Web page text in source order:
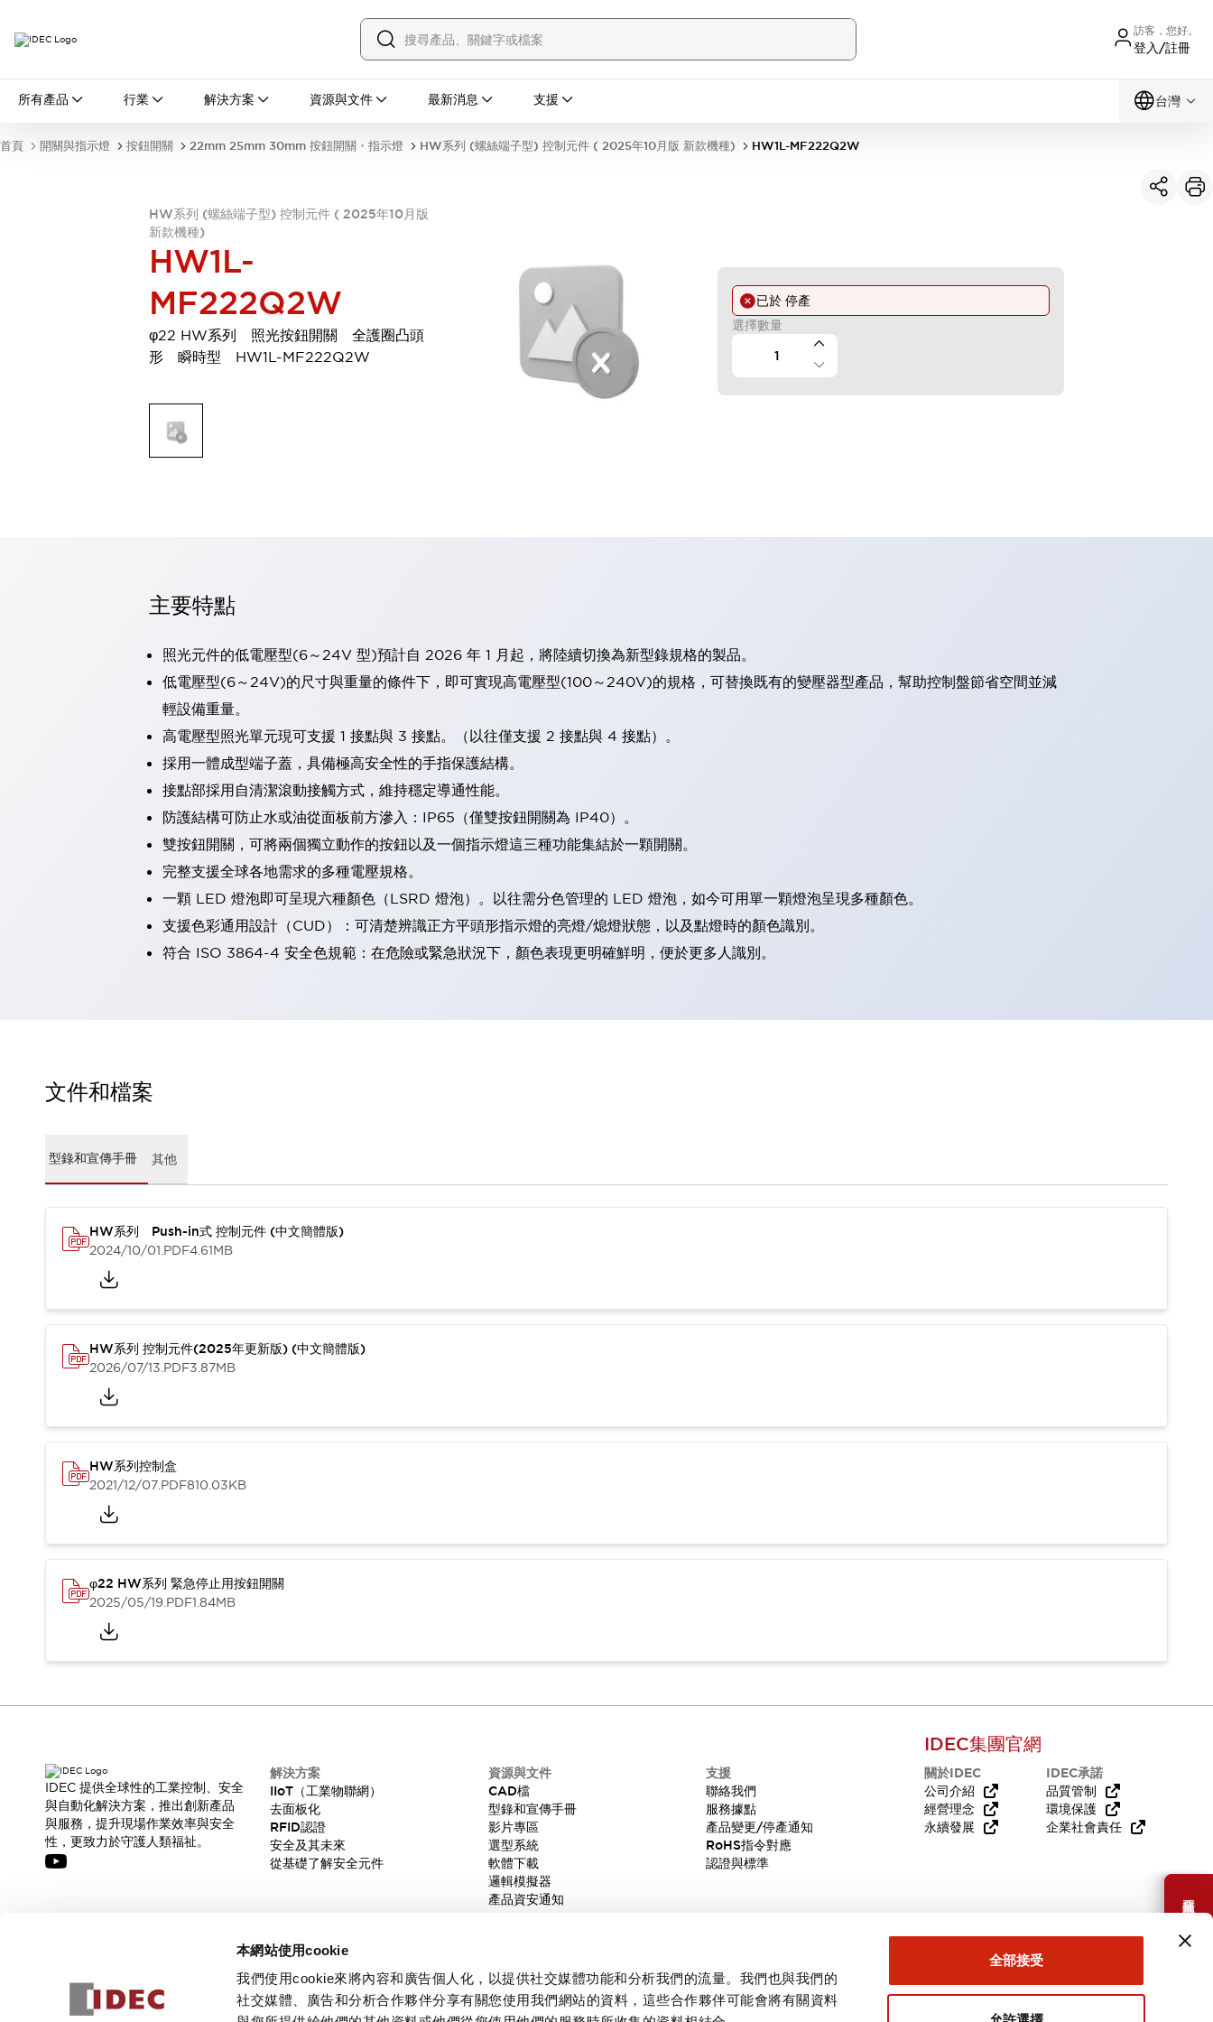
本網站使用cookie
我們使用cookie來將內容和廣告個人化，以提供社交媒體功能和分析我們的流量。我們也與我們的
社交媒體、廣告和分析合作夥伴分享有關您使用我們網站的資料，這些合作夥伴可能會將有關資料
全部接受
訪客，您好。
登入/註冊
所有產品 行業 解決方案 資源與文件 最新消息 支援 台灣
所有產品
開關與指示燈
指示燈和蜂鳴器
工業機器人的潛在風險，從第三者角度徹底驗證
兼顧良好的視認性及減少維修工時
最適合小型裝置的安全對策瀏覽全部
降低機床成本的技巧簡單的讓人意外
尋找讓機床更小型化的可能性
從外觀設計的觀點提升機床的附加價值
預防導致機器故障的「瞬停」
使人機協作更安全、更高效
發揮協作機器人潛力的安全措施 瀏覽全部
提高半導體製造裝置設計自由度的方法
瞬間完成開關的更換，避免停機時間拉長
安全及其未來
安全及其未來 | 解決⽅案
從基礎了解安全元件
型錄和宣傳手冊
邏輯模擬器
產品資安通知
促銷活動
產品變更/停產通知
RoHS指令對應
認證與標準
需要幫助嗎？
首頁 開關與指示燈 按鈕開關 22mm 25mm 30mm 按鈕開關・指示燈 HW系列 (螺絲端子型) 控制元件 ( 2025年10月版 新款機種) HW1L-MF222Q2W
HW系列 (螺絲端子型) 控制元件 ( 2025年10月版
新款機種)
HW1L-
MF222Q2W
φ22 HW系列 照光按鈕開關 全護圈凸頭
形 瞬時型 HW1L-MF222Q2W
已於 停產
選擇數量
主要特點
照光元件的低電壓型(6～24V 型)預計自 2026 年 1 月起，將陸續切換為新型錄規格的製品。
低電壓型(6～24V)的尺寸與重量的條件下，即可實現高電壓型(100～240V)的規格，可替換既有的變壓器型產品，幫助控制盤節省空間並減
輕設備重量。
高電壓型照光單元現可支援 1 接點與 3 接點。（以往僅支援 2 接點與 4 接點）。
採用一體成型端子蓋，具備極高安全性的手指保護結構。
接點部採用自清潔滾動接觸方式，維持穩定導通性能。
防護結構可防止水或油從面板前方滲入：IP65（僅雙按鈕開關為 IP40）。
雙按鈕開關，可將兩個獨立動作的按鈕以及一個指示燈這三種功能集結於一顆開關。
完整支援全球各地需求的多種電壓規格。
一顆 LED 燈泡即可呈現六種顏色（LSRD 燈泡）。以往需分色管理的 LED 燈泡，如今可用單一顆燈泡呈現多種顏色。
支援色彩通用設計（CUD）：可清楚辨識正方平頭形指示燈的亮燈/熄燈狀態，以及點燈時的顏色識別。
符合 ISO 3864-4 安全色規範：在危險或緊急狀況下，顏色表現更明確鮮明，便於更多人識別。
文件和檔案
型錄和宣傳手冊 其他
HW系列 Push-in式 控制元件 (中文簡體版)
2024/10/01.PDF4.61MB
HW系列 控制元件(2025年更新版) (中文簡體版)
2026/07/13.PDF3.87MB
HW系列控制盒
2021/12/07.PDF810.03KB
φ22 HW系列 緊急停止用按鈕開關
2025/05/19.PDF1.84MB
IDEC 提供全球性的工業控制、安全
與自動化解決方案，推出創新產品
與服務，提升現場作業效率與安全
性，更致力於守護人類福祉。
解決方案
IIoT（工業物聯網）
去面板化
RFID認證
安全及其未來
從基礎了解安全元件
資源與文件
CAD檔
型錄和宣傳手冊
影片專區
選型系統
軟體下載
邏輯模擬器
產品資安通知
支援
聯絡我們
服務據點
產品變更/停產通知
RoHS指令對應
認證與標準
IDEC集團官網
關於IDEC
公司介紹
經營理念
永續發展
IDEC承諾
品質管制
環境保護
企業社會責任
訂閱